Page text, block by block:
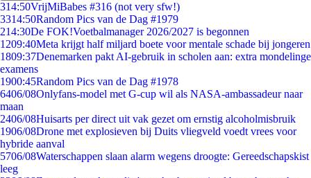
314:50VrijMiBabes #316 (not very sfw!)
3314:50Random Pics van de Dag #1979
214:30De FOK!Voetbalmanager 2026/2027 is begonnen
1209:40Meta krijgt half miljard boete voor mentale schade bij jongeren
1809:37Denemarken pakt AI-gebruik in scholen aan: extra mondelinge
examens
1900:45Random Pics van de Dag #1978
6406/08Onlyfans-model met G-cup wil als NASA-ambassadeur naar
maan
2406/08Huisarts per direct uit vak gezet om ernstig alcoholmisbruik
1906/08Drone met explosieven bij Duits vliegveld voedt vrees voor
hybride aanval
5706/08Waterschappen slaan alarm wegens droogte: Gereedschapskist
leeg